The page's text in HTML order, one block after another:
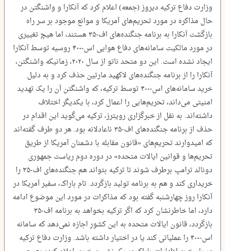
وزارت دفاع ترکیه دیروز (جمعه) اعلام کرد که آنکارا و واشنگتن در
حال مذاکره در مورد تحریم‌های آمریکا و موانع موجود بر سر راه
بازگشت آنکارا به برنامه جنگنده‌های اف-۳۵ هستند، اما هیچ تغییری
در مورد مالکیت سامانه‌های دفاع هوایی اس-۴۰۰ روسیه توسط آنکارا
ایجاد نشده است. این دو متحد ناتو از سال ۲۰۲۰، زمانیکه واشنگتن،
آنکارا را از برنامه جنگنده‌های لاکهید مارتین حذف کرد و به دلیل
خرید سامانه‌های اس-۴۰۰ توسط ترکیه، که واشنگتن آن را یک تهدید
امنیتی می‌داند، تحریم‌هایی را اعمال کرد، با یکدیگر اختلاف
داشته‌اند. به نقل از خبرگزاری رویترز، ترکیه می‌گوید این اقدام در
حذف از برنامه جنگنده‌های اف-۳۵ ناعادلانه بود. هر دو طرف گفته‌اند
که امیدوارند تحریم‌های «قانون مقابله با دشمنان آمریکا از طریق
تحریم‌ها و قوانین ایالات متحده» در دوره دوم ریاست جمهوری
دونالد ترامپ برطرف شوند تا ترکیه بتواند هم جنگنده‌های اف-۳۵ را
خریداری کند و هم به برنامه تولید بازگردد. تام باراک، سفیر آمریکا در
آنکارا روز چهارشنبه گفته بود که مذاکرات در مورد این موضوع ادامه
دارد، اما خاطرنشان کرد که اگر ترکیه بخواهد به برنامه اف-۳۵
بازگردد، قانون ایالات متحده به این کشور اجازه نمی‌دهد که سامانه
اس-۴۰۰ را عملیاتی کند یا در اختیار داشته باشد. وزارت دفاع ترکیه